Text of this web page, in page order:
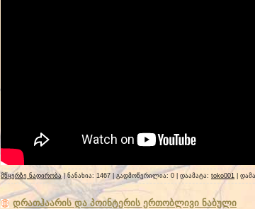
მწყერზე ნადირობა| ნანახია: 1467 | გადმოწერილია: 0 | დაამატა: toko001 |
დრათჰაარის და პოინტერის ერთობლივი ნაბული